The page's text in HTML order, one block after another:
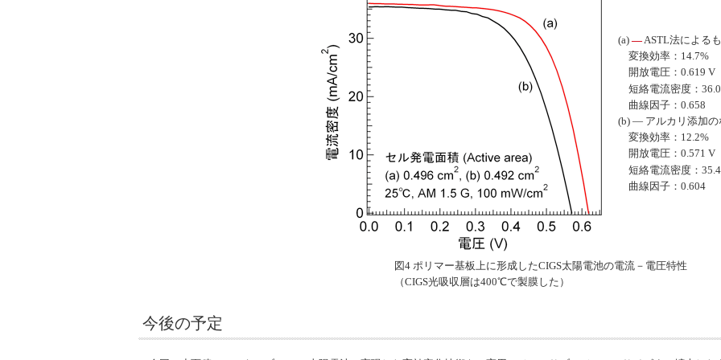
(a) ― ASTL法による
変換効率：14.7%
開放電圧：0.619 V
短絡電流密度：
曲線因子：0.658
(b) ― アルカリ添加の
変換効率：12.2%
開放電圧：0.571 V
短絡電流密度：
曲線因子：0.604
図4 ポリマー基板上に形成したCIGS太陽電池の電流－電圧特性
（CIGS光吸収層は400℃で製膜した）
今後の予定